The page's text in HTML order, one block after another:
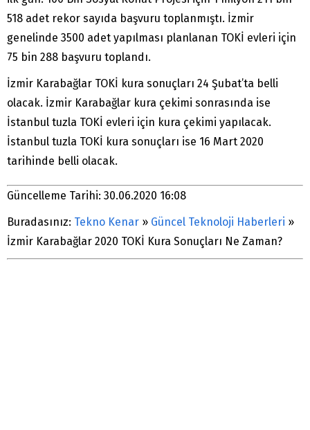
518 adet rekor sayıda başvuru toplanmıştı. İzmir
genelinde 3500 adet yapılması planlanan TOKİ evleri için
75 bin 288 başvuru toplandı.
İzmir Karabağlar TOKİ kura sonuçları 24 Şubat’ta belli
olacak. İzmir Karabağlar kura çekimi sonrasında ise
İstanbul tuzla TOKİ evleri için kura çekimi yapılacak.
İstanbul tuzla TOKİ kura sonuçları ise 16 Mart 2020
tarihinde belli olacak.
Güncelleme Tarihi: 30.06.2020 16:08
Buradasınız: Tekno Kenar » Güncel Teknoloji Haberleri »
İzmir Karabağlar 2020 TOKİ Kura Sonuçları Ne Zaman?